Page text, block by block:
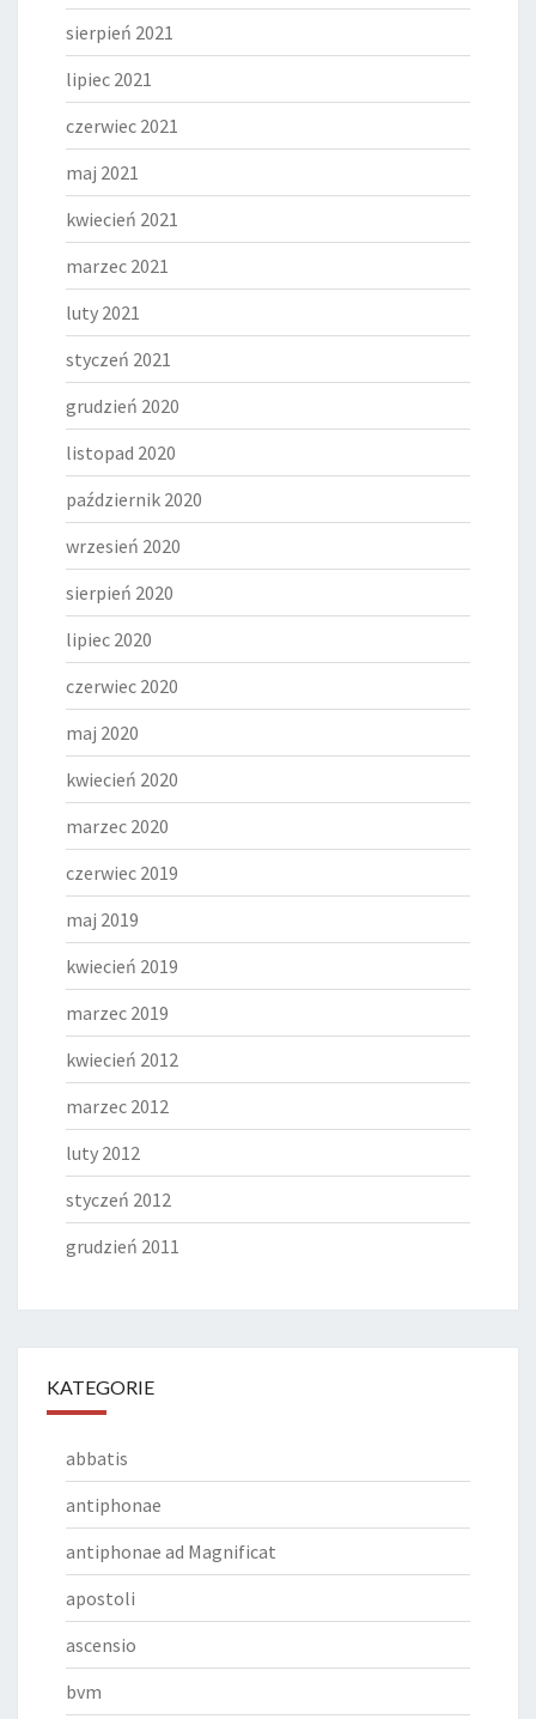
sierpień 2021
lipiec 2021
czerwiec 2021
maj 2021
kwiecień 2021
marzec 2021
luty 2021
styczeń 2021
grudzień 2020
listopad 2020
październik 2020
wrzesień 2020
sierpień 2020
lipiec 2020
czerwiec 2020
maj 2020
kwiecień 2020
marzec 2020
czerwiec 2019
maj 2019
kwiecień 2019
marzec 2019
kwiecień 2012
marzec 2012
luty 2012
styczeń 2012
grudzień 2011
KATEGORIE
abbatis
antiphonae
antiphonae ad Magnificat
apostoli
ascensio
bvm